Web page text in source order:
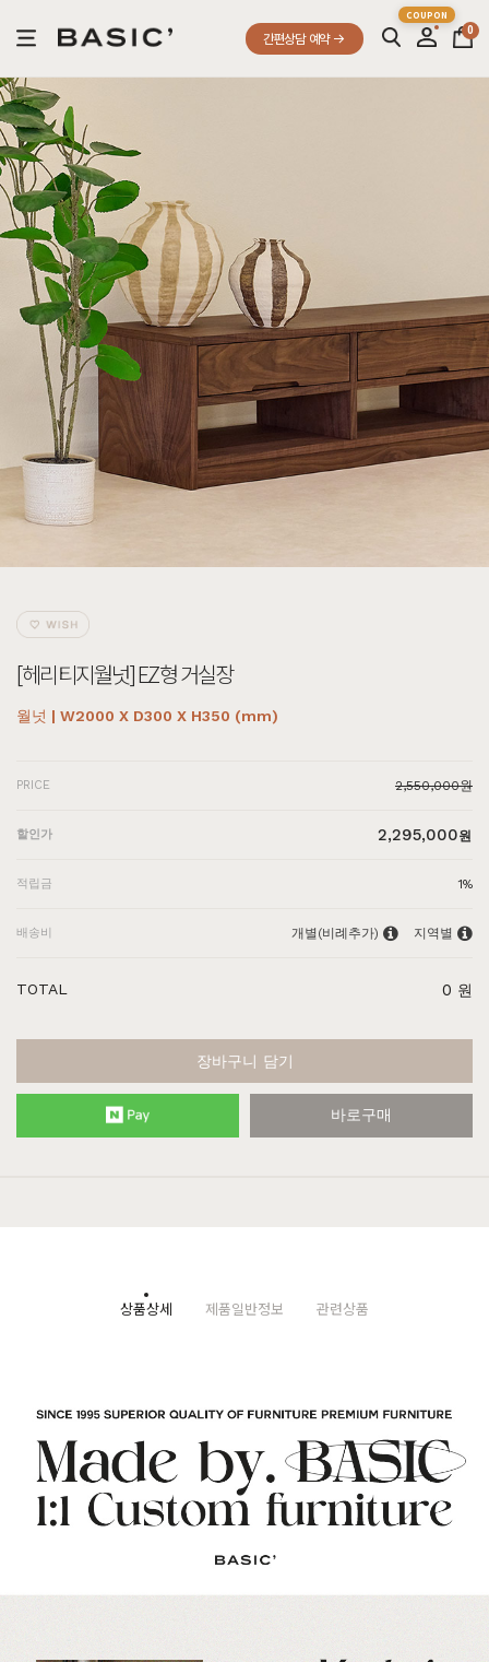
간편상담 예약
0
[헤리티지월넛] EZ형 거실장
월넛 | W2000 X D300 X H350 (mm)
PRICE 2,550,000원
할인가 2,295,000원
적립금 1%
배송비 개별(비례추가) 지역별
TOTAL 0 원
장바구니 담기
바로구매
상품상세 제품일반정보 관련상품